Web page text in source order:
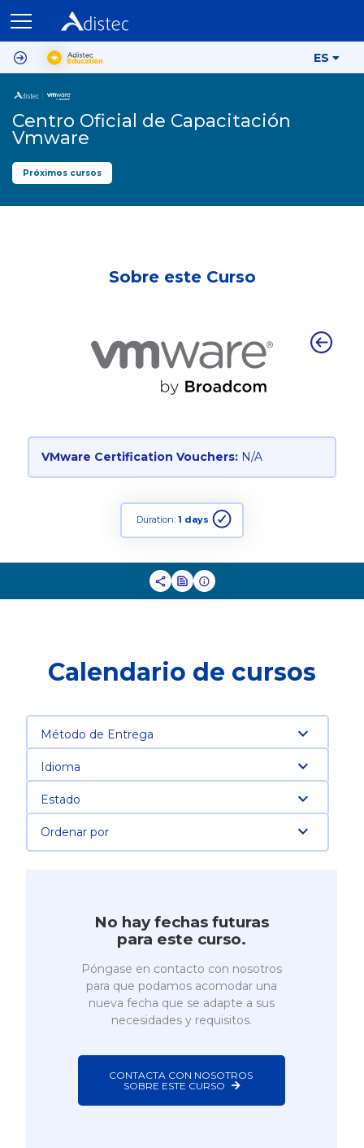
ES
Centro Oficial de Capacitación
Vmware
Próximos cursos
Sobre este Curso
VMware Certification Vouchers: N/A
Duration: 1 days
Calendario de cursos
Método de Entrega
Idioma
Estado
Ordenar por
No hay fechas futuras
para este curso.
Póngase en contacto con nosotros
para que podamos acomodar una
nueva fecha que se adapte a sus
necesidades y requisitos.
CONTACTA CON NOSOTROS
SOBRE ESTE CURSO